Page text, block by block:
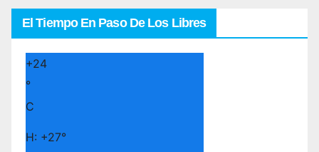
El Tiempo En Paso De Los Libres
+24
°
C
H: +27°